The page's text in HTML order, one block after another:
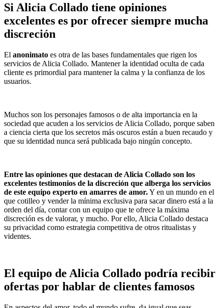
Si Alicia Collado tiene opiniones
excelentes es por ofrecer siempre mucha
discreción
El anonimato es otra de las bases fundamentales que rigen los
servicios de Alicia Collado. Mantener la identidad oculta de cada
cliente es primordial para mantener la calma y la confianza de los
usuarios.
Muchos son los personajes famosos o de alta importancia en la
sociedad que acuden a los servicios de Alicia Collado, porque saben
a ciencia cierta que los secretos más oscuros están a buen recaudo y
que su identidad nunca será publicada bajo ningún concepto.
Entre las opiniones que destacan de Alicia Collado son los
excelentes testimonios de la discreción que alberga los servicios
de este equipo experto en amarres de amor.Y en un mundo en el
que cotilleo y vender la mínima exclusiva para sacar dinero está a la
orden del día, contar con un equipo que te ofrece la máxima
discreción es de valorar, y mucho. Por ello, Alicia Collado destaca
su privacidad como estrategia competitiva de otros ritualistas y
videntes.
El equipo de Alicia Collado podría recibir
ofertas por hablar de clientes famosos